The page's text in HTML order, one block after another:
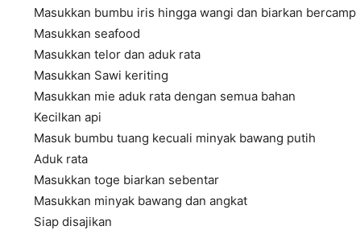
Masukkan bumbu iris hingga wangi dan biarkan
Masukkan seafood
Masukkan telor dan aduk rata
Masukkan Sawi keriting
Masukkan mie aduk rata dengan semua bahan
Kecilkan api
Masuk bumbu tuang kecuali minyak bawang putih
Aduk rata
Masukkan toge biarkan sebentar
Masukkan minyak bawang dan angkat
Siap disajikan